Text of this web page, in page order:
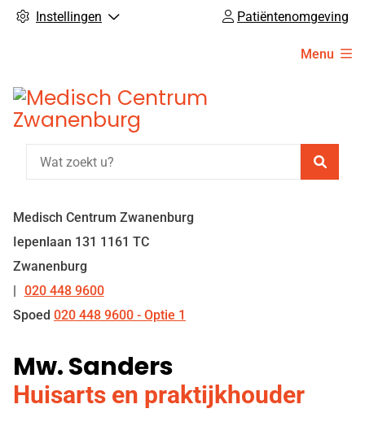
Instellingen Patiëntenomgeving
Menu
Medisch Centrum Zwanenburg
Iepenlaan 131 1161 TC
Zwanenburg
Tel:
020 448 9600
Spoed 020 448 9600 - Optie 1
Mw. Sanders
Huisarts en praktijkhouder